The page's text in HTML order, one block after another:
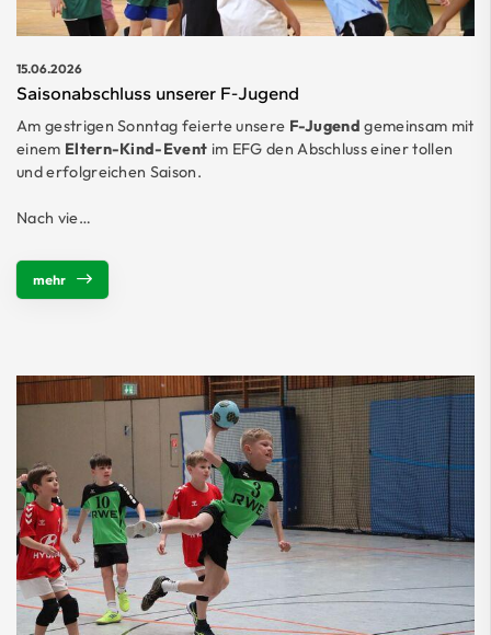
15.06.2026
Saisonabschluss unserer F-Jugend
Am gestrigen Sonntag feierte unsere F-Jugend gemeinsam mit
einem Eltern-Kind-Event im EFG den Abschluss einer tollen
und erfolgreichen Saison.
Nach vie…
mehr